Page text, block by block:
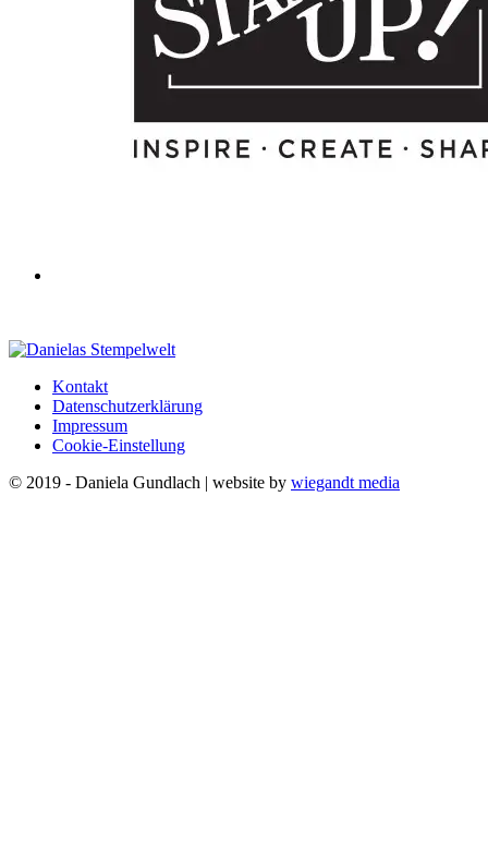
Kontakt
Datenschutzerklärung
Impressum
Cookie-Einstellung
© 2019 - Daniela Gundlach | website by wiegandt media